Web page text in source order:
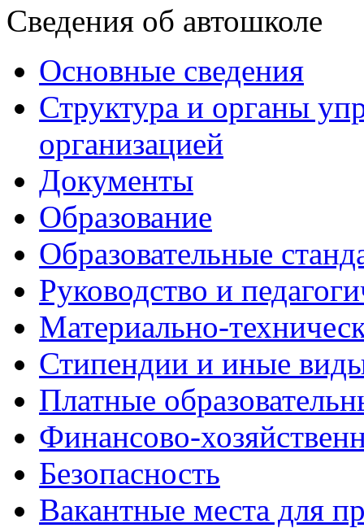
Сведения об автошколе
Основные сведения
Структура и органы
организацией
Документы
Образование
Образовательные
Руководство и
Материально-
Стипендии и иные
Платные
Финансово-
Безопасность
Вакантные места для